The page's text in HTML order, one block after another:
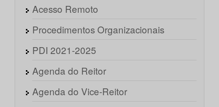
Acesso Remoto
Procedimentos Organizacionais
PDI 2021-2025
Agenda do Reitor
Agenda do Vice-Reitor